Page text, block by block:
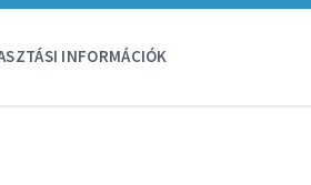
INFORMÁCIÓK